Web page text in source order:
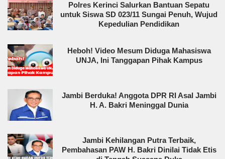
Polres Kerinci Salurkan Bantuan Sepatu
untuk Siswa SD 023/11 Sungai Penuh, Wujud
Kepedulian Pendidikan
Heboh! Video Mesum Diduga Mahasiswa
UNJA, Ini Tanggapan Pihak Kampus
Jambi Berduka! Anggota DPR RI Asal Jambi
H. A. Bakri Meninggal Dunia
Jambi Kehilangan Putra Terbaik,
Pembahasan PAW H. Bakri Dinilai Tidak Etis